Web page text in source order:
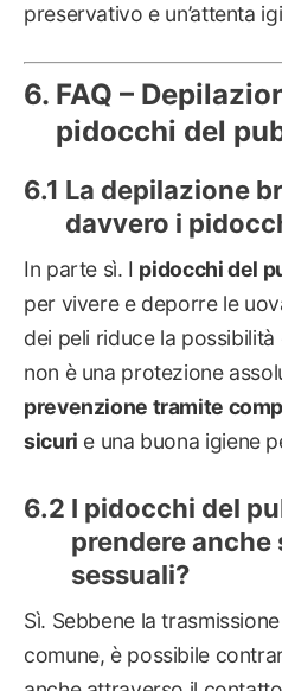
preservativo e un’attenta
FAQ –
pidocchi del
La depilazione
davvero i
In parte sì. I pidocchi del
per vivere e deporre le
dei peli riduce la
non è una protezione
prevenzione tramite
sicuri e una buona igiene
I pidocchi del
prendere
sessuali?
Sì. Sebbene la
comune, è possibile